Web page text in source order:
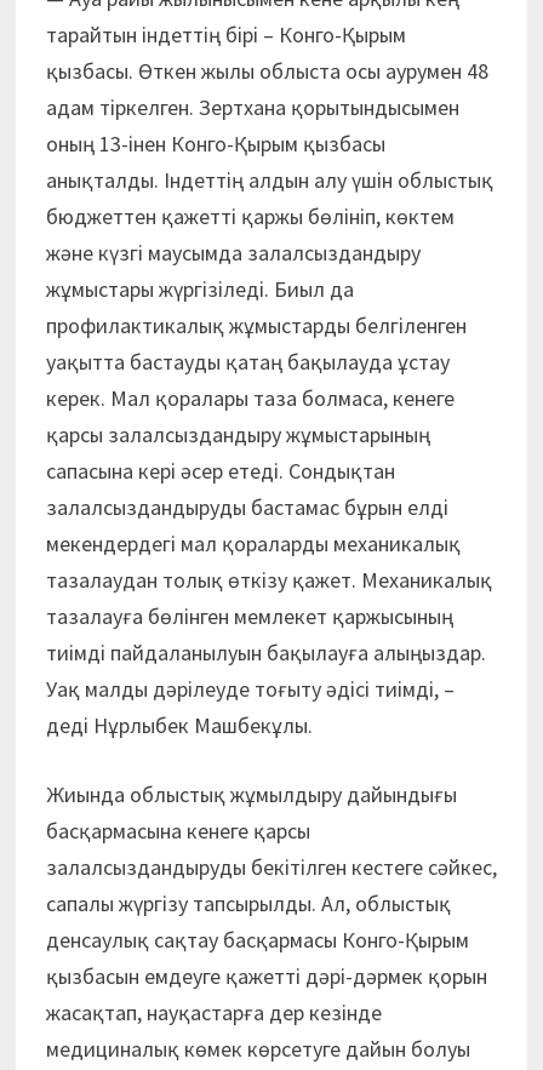
тарайтын індеттің бірі – Конго-Қырым
қызбасы. Өткен жылы облыста осы аурумен 48
адам тіркелген. Зертхана қорытындысымен
оның 13-інен Конго-Қырым қызбасы
анықталды. Індеттің алдын алу үшін облыстық
бюджеттен қажетті қаржы бөлініп, көктем
және күзгі маусымда залалсыздандыру
жұмыстары жүргізіледі. Биыл да
профилактикалық жұмыстарды белгіленген
уақытта бастауды қатаң бақылауда ұстау
керек. Мал қоралары таза болмаса, кенеге
қарсы залалсыздандыру жұмыстарының
сапасына кері әсер етеді. Сондықтан
залалсыздандыруды бастамас бұрын елді
мекендердегі мал қораларды механикалық
тазалаудан толық өткізу қажет. Механикалық
тазалауға бөлінген мемлекет қаржысының
тиімді пайдаланылуын бақылауға алыңыздар.
Уақ малды дәрілеуде тоғыту әдісі тиімді, –
деді Нұрлыбек Машбекұлы.
Жиында облыстық жұмылдыру дайындығы
басқармасына кенеге қарсы
залалсыздандыруды бекітілген кестеге сәйкес,
сапалы жүргізу тапсырылды. Ал, облыстық
денсаулық сақтау басқармасы Конго-Қырым
қызбасын емдеуге қажетті дәрі-дәрмек қорын
жасақтап, науқастарға дер кезінде
медициналық көмек көрсетуге дайын болуы